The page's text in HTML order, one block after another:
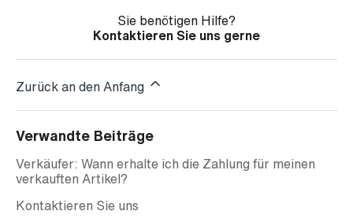
Sie benötigen Hilfe?
Kontaktieren Sie uns gerne
Zurück an den Anfang
Verwandte Beiträge
Verkäufer: Wann erhalte ich die Zahlung für meinen
verkauften Artikel?
Kontaktieren Sie uns